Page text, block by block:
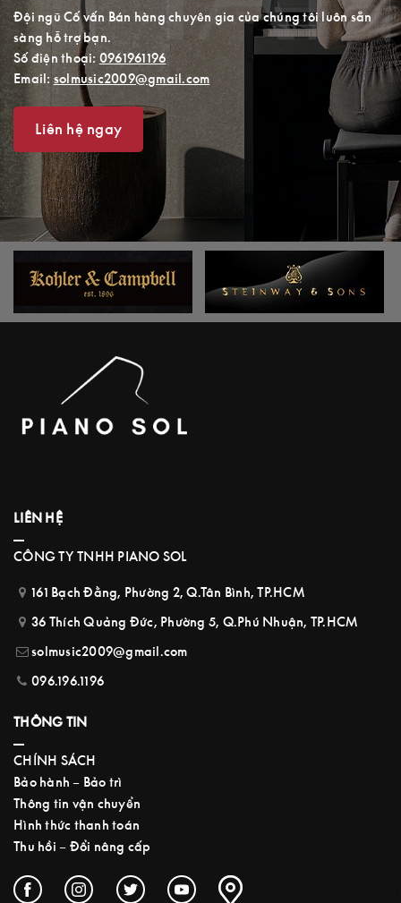
Đội ngũ Cố vấn Bán hàng chuyên gia của chúng tôi luôn sẵn
sàng hỗ trợ bạn.
Số điện thoại: 0961961196
Email: solmusic2009@gmail.com
Liên hệ ngay
LIÊN HỆ
CÔNG TY TNHH PIANO SOL
161 Bạch Đằng, Phường 2, Q.Tân Bình, TP.HCM
36 Thích Quảng Đức, Phường 5, Q.Phú Nhuận, TP.HCM
solmusic2009@gmail.com
096.196.1196
THÔNG TIN
CHÍNH SÁCH
Bảo hành – Bảo trì
Thông tin vận chuyển
Hình thức thanh toán
Thu hồi – Đổi nâng cấp